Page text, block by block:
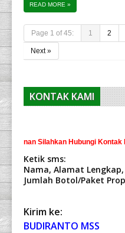
READ MORE »
Page 1 of 45: 1 2
Next »
KONTAK KAMI
nan Silahkan Hubungi Kontak
Ketik sms:
Nama, Alamat Lengkap,
Jumlah Botol/Paket
Kirim ke:
BUDIRANTO MSS